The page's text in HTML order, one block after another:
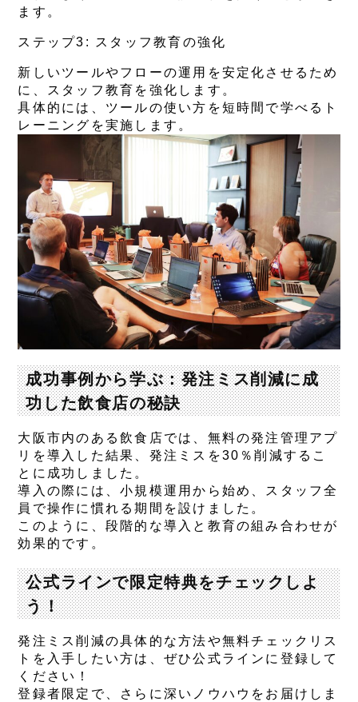
ます。
ステップ3: スタッフ教育の強化
新しいツールやフローの運用を安定化させるため
に、スタッフ教育を強化します。
具体的には、ツールの使い方を短時間で学べるト
レーニングを実施します。
成功事例から学ぶ：発注ミス削減に成
功した飲食店の秘訣
大阪市内のある飲食店では、無料の発注管理アプ
リを導入した結果、発注ミスを30％削減するこ
とに成功しました。
導入の際には、小規模運用から始め、スタッフ全
員で操作に慣れる期間を設けました。
このように、段階的な導入と教育の組み合わせが
効果的です。
公式ラインで限定特典をチェックしよ
う！
発注ミス削減の具体的な方法や無料チェックリス
トを入手したい方は、ぜひ公式ラインに登録して
ください！
登録者限定で、さらに深いノウハウをお届けしま